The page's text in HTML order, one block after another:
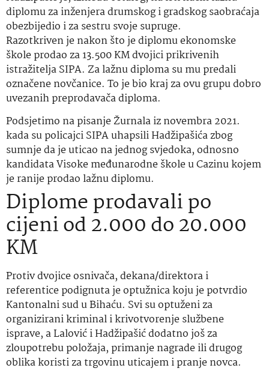
diplomu za inženjera drumskog i gradskog saobraćaja
obezbijedio i za sestru svoje supruge.
Razotkriven je nakon što je diplomu ekonomske
škole prodao za 13.500 KM dvojici prikrivenih
istražitelja SIPA. Za lažnu diploma su mu predali
označene novčanice. To je bio kraj za ovu grupu dobro
uvezanih preprodavača diploma.
Podsjetimo na pisanje Žurnala iz novembra 2021.
kada su policajci SIPA uhapsili Hadžipašića zbog
sumnje da je uticao na jednog svjedoka, odnosno
kandidata Visoke međunarodne škole u Cazinu kojem
je ranije prodao lažnu diplomu.
Diplome prodavali po
cijeni od 2.000 do 20.000
KM
Protiv dvojice osnivača, dekana/direktora i
referentice podignuta je optužnica koju je potvrdio
Kantonalni sud u Bihaću. Svi su optuženi za
organizirani kriminal i krivotvorenje službene
isprave, a Lalović i Hadžipašić dodatno još za
zloupotrebu položaja, primanje nagrade ili drugog
oblika koristi za trgovinu uticajem i pranje novca.